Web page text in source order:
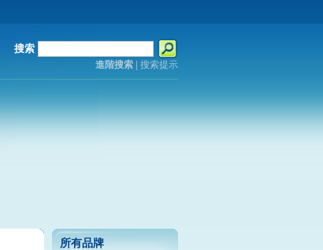
搜索
進階搜索| 搜索提示
所有品牌